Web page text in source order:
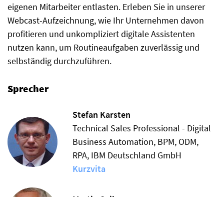
eigenen Mitarbeiter entlasten. Erleben Sie in unserer
Webcast-Aufzeichnung, wie Ihr Unternehmen davon
profitieren und unkompliziert digitale Assistenten
nutzen kann, um Routineaufgaben zuverlässig und
selbständig durchzuführen.
Sprecher
Stefan Karsten
Technical Sales Professional - Digital
Business Automation, BPM, ODM,
RPA, IBM Deutschland GmbH
Kurzvita